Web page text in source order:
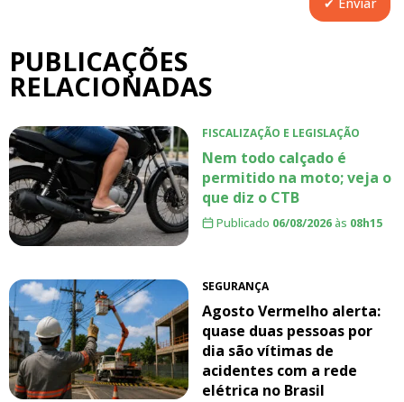
PUBLICAÇÕES
RELACIONADAS
FISCALIZAÇÃO E LEGISLAÇÃO
Nem todo calçado é
permitido na moto; veja o
que diz o CTB
Publicado 06/08/2026às 08h15
SEGURANÇA
Agosto Vermelho alerta:
quase duas pessoas por
dia são vítimas de
acidentes com a rede
elétrica no Brasil